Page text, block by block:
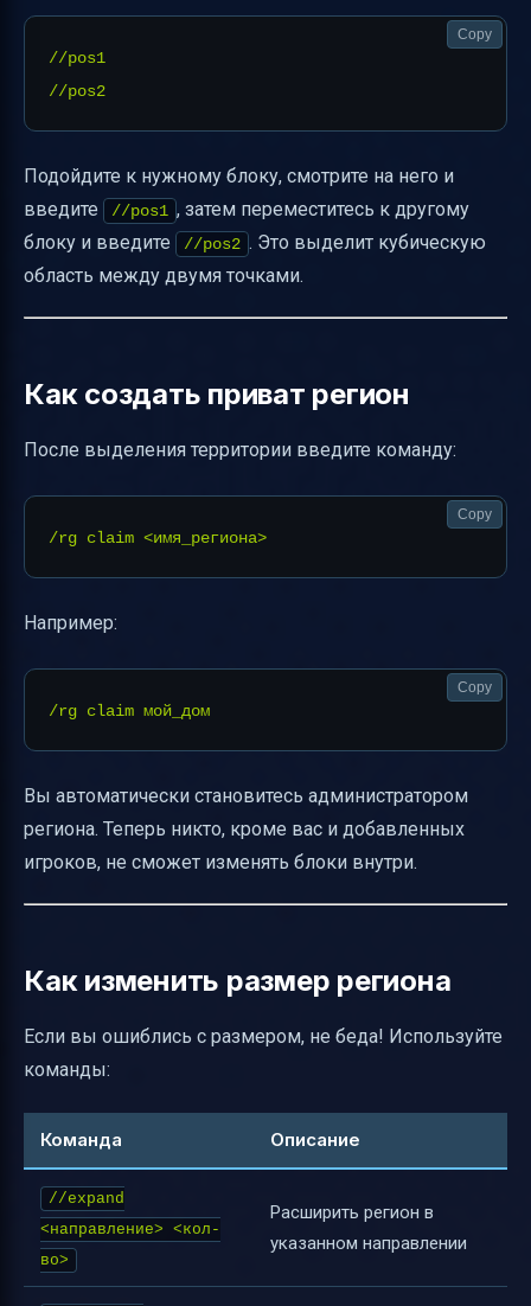
//pos1
Copy
Подойдите к нужному блоку, смотрите на него и
введите
//pos1 , затем переместитесь к другому
блоку и введите
//pos2 . Это выделит кубическую
область между двумя точками.
Как создать приват регион
После выделения территории введите команду:
Copy
Например:
Copy
Вы автоматически становитесь администратором
региона. Теперь никто, кроме вас и добавленных
игроков, не сможет изменять блоки внутри.
Как изменить размер региона
Если вы ошиблись с размером, не беда! Используйте
команды:
Команда Описание
//expand
<направление> <кол-
во>
Расширить регион в
указанном направлении